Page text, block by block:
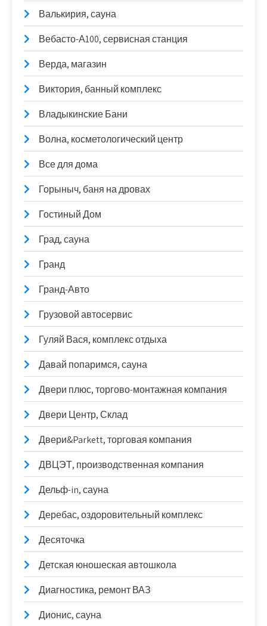
Валькирия, сауна
Вебасто-А100, сервисная станция
Верда, магазин
Виктория, банный комплекс
Владыкинские Бани
Волна, косметологический центр
Все для дома
Горыныч, баня на дровах
Гостиный Дом
Град, сауна
Гранд
Гранд-Авто
Грузовой автосервис
Гуляй Вася, комплекс отдыха
Давай попаримся, сауна
Двери плюс, торгово-монтажная компания
Двери Центр, Склад
Двери&Parkett, торговая компания
ДВЦЭТ, производственная компания
Дельф-in, сауна
Деребас, оздоровительный комплекс
Десяточка
Детская юношеская автошкола
Диагностика, ремонт ВАЗ
Дионис, сауна